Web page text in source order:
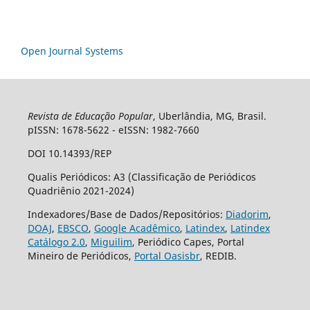
Open Journal Systems
Revista de Educação Popular, Uberlândia, MG, Brasil.
pISSN: 1678-5622 - eISSN: 1982-7660
DOI 10.14393/REP
Qualis Periódicos: A3 (Classificação de Periódicos
Quadriênio 2021-2024)
Indexadores/Base de Dados/Repositórios: Diadorim,
DOAJ, EBSCO, Google Acadêmico, Latindex, Latindex
Catálogo 2.0, Miguilim, Periódico Capes, Portal
Mineiro de Periódicos, Portal Oasisbr, REDIB.